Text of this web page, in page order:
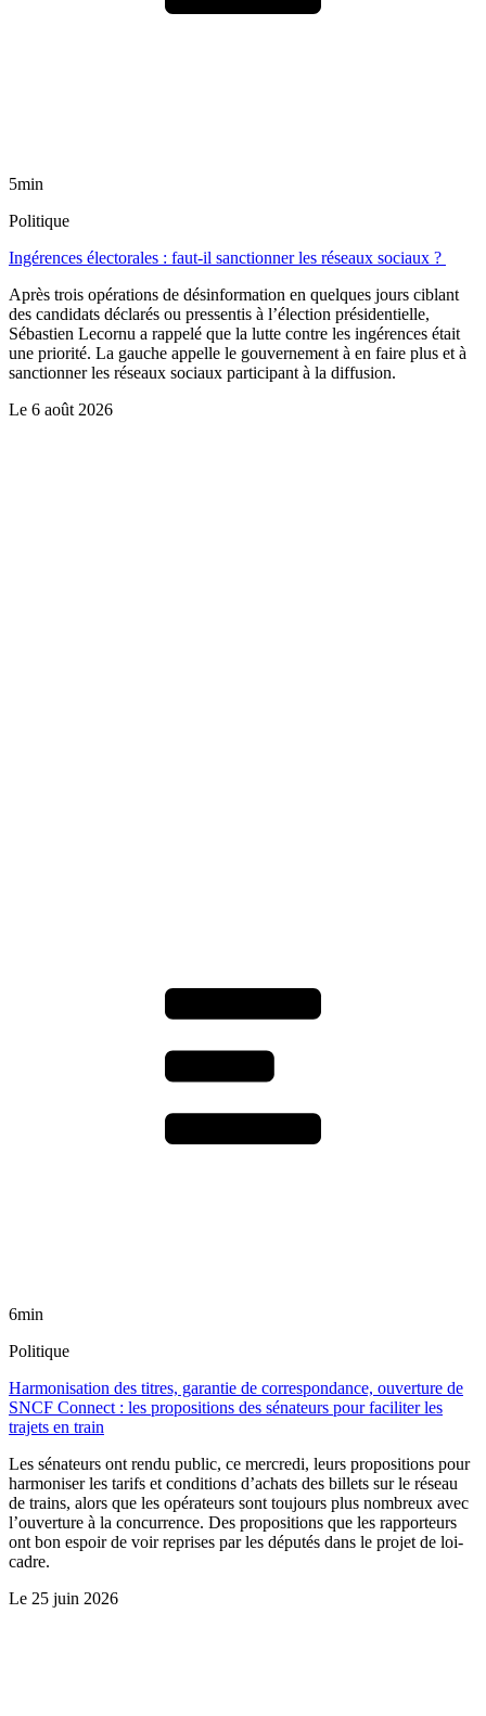
5min
Politique
Ingérences électorales : faut-il sanctionner les réseaux sociaux ?
Après trois opérations de désinformation en quelques jours ciblant
des candidats déclarés ou pressentis à l’élection présidentielle,
Sébastien Lecornu a rappelé que la lutte contre les ingérences était
une priorité. La gauche appelle le gouvernement à en faire plus et à
sanctionner les réseaux sociaux participant à la diffusion.
Le 6 août 2026
6min
Politique
Harmonisation des titres, garantie de correspondance, ouverture de
SNCF Connect : les propositions des sénateurs pour faciliter les
trajets en train
Les sénateurs ont rendu public, ce mercredi, leurs propositions pour
harmoniser les tarifs et conditions d’achats des billets sur le réseau
de trains, alors que les opérateurs sont toujours plus nombreux avec
l’ouverture à la concurrence. Des propositions que les rapporteurs
ont bon espoir de voir reprises par les députés dans le projet de loi-
cadre.
Le 25 juin 2026